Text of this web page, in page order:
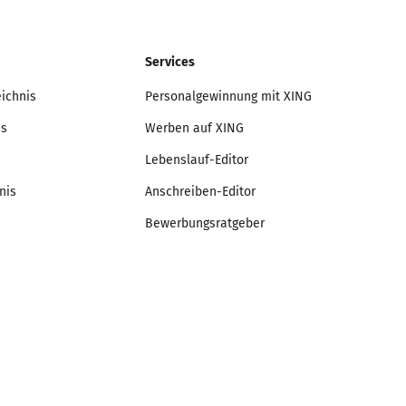
Services
Personalgewinnung mit XING
Werben auf XING
Lebenslauf-Editor
Anschreiben-Editor
Bewerbungsratgeber